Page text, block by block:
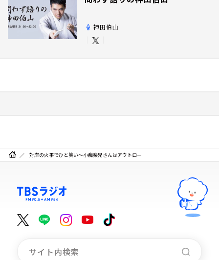
神田伯山
対岸の火事でひと笑い～小痴楽兄さんはアウトロー